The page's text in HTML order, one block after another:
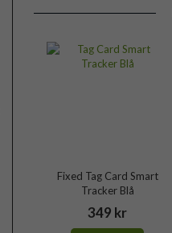
Fixed Tag Card Smart
Tracker Blå
349 kr